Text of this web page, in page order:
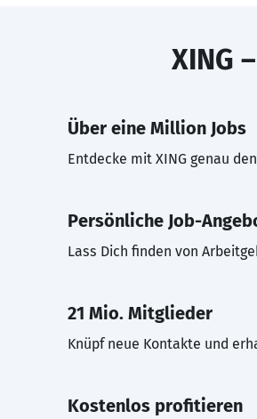
XING
Über eine Million Jobs
Entdecke mit XING genau
Persönliche Job-
Lass Dich finden von
21 Mio. Mitglieder
Knüpf neue Kontakte und
Kostenlos profitieren